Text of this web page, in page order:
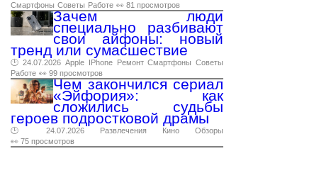
Смартфоны Советы Работе 👀 81 просмотров
Зачем люди
специально разбивают
свои айфоны: новый
тренд или сумасшествие
🕑 24.07.2026 Apple IPhone Ремонт Смартфоны Советы
Работе 👀 99 просмотров
Чем закончился сериал
«Эйфория»: как
сложились судьбы
героев подростковой драмы
🕑 24.07.2026 Развлечения Кино
Обзоры
👀 75 просмотров